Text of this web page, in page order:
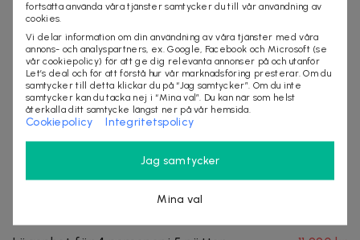
Lägenhet för 4 personer i 3 nätter
6 890 kr
DEAL AVSLUTAD
Lägenhet för 4 personer i 4 nätter
12 510 kr
fortsätta använda våra tjänster samtycker du till vår användning av
cookies.
Vi delar information om din användning av våra tjänster med våra
annons- och analyspartners, ex. Google, Facebook och Microsoft (se
vår cookiepolicy) för att ge dig relevanta annonser på och utanför
Let’s deal och för att förstå hur vår marknadsföring presterar. Om du
samtycker till detta klickar du på “Jag samtycker”. Om du inte
samtycker kan du tacka nej i “Mina val”. Du kan när som helst
återkalla ditt samtycke längst ner på vår hemsida.
Cookiepolicy Integritetspolicy
Jag samtycker
Mina val